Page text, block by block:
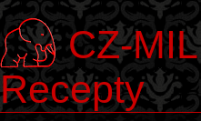
CZ-
Recepty